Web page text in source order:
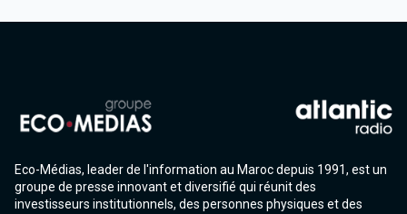
Eco-Médias, leader de l'information au Maroc depuis 1991, est un
groupe de presse innovant et diversifié qui réunit des
investisseurs institutionnels, des personnes physiques et des